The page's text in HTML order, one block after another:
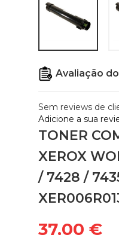
Avaliação
Sem reviews de
Adicione a sua
TONER
XEROX
/ 7428 /
37,00 €